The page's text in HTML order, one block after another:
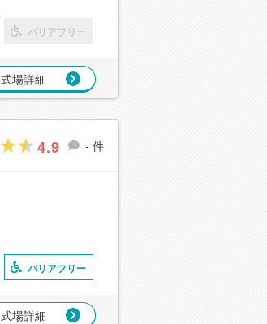
バリアフリー
式場詳細
4.9 - 件
バリアフリー
式場詳細